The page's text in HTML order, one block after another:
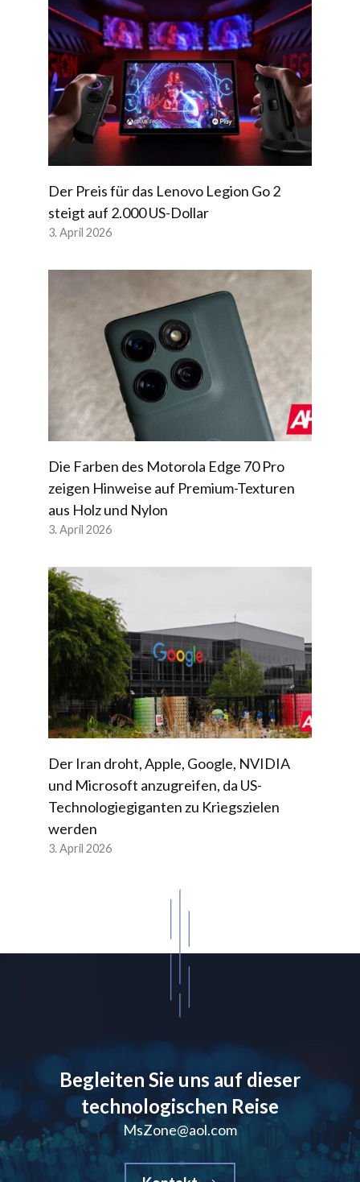
Der Preis für das Lenovo Legion Go 2
steigt auf 2.000 US-Dollar
3. April 2026
Die Farben des Motorola Edge 70 Pro
zeigen Hinweise auf Premium-Texturen
aus Holz und Nylon
3. April 2026
Der Iran droht, Apple, Google, NVIDIA
und Microsoft anzugreifen, da US-
Technologiegiganten zu Kriegszielen
werden
3. April 2026
Begleiten Sie uns auf dieser
technologischen Reise
MsZone@aol.com